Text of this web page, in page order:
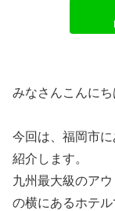
みなさんこんに
今回は、福岡市
紹介します。
九州最大級のア
の横にあるホテ